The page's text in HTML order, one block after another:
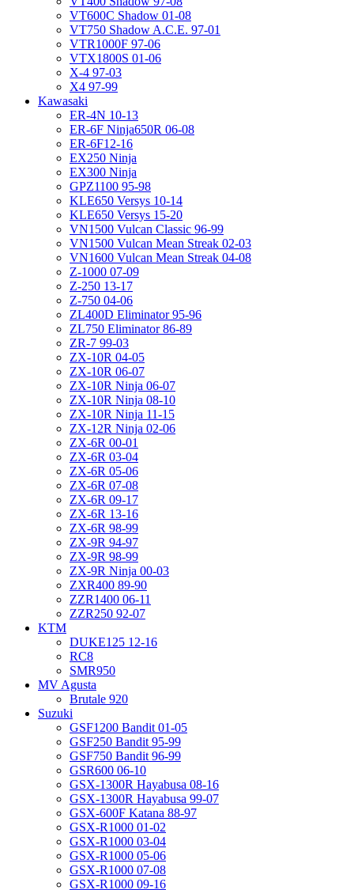
VT600C Shadow 01-08
VT750 Shadow A.C.E. 97-01
VTR1000F 97-06
VTX1800S 01-06
X-4 97-03
X4 97-99
Kawasaki
ER-4N 10-13
ER-6F Ninja650R 06-08
ER-6F12-16
EX250 Ninja
EX300 Ninja
GPZ1100 95-98
KLE650 Versys 10-14
KLE650 Versys 15-20
VN1500 Vulcan Classic 96-99
VN1500 Vulcan Mean Streak 02-03
VN1600 Vulcan Mean Streak 04-08
Z-1000 07-09
Z-250 13-17
Z-750 04-06
ZL400D Eliminator 95-96
ZL750 Eliminator 86-89
ZR-7 99-03
ZX-10R 04-05
ZX-10R 06-07
ZX-10R Ninja 06-07
ZX-10R Ninja 08-10
ZX-10R Ninja 11-15
ZX-12R Ninja 02-06
ZX-6R 00-01
ZX-6R 03-04
ZX-6R 05-06
ZX-6R 07-08
ZX-6R 09-17
ZX-6R 13-16
ZX-6R 98-99
ZX-9R 94-97
ZX-9R 98-99
ZX-9R Ninja 00-03
ZXR400 89-90
ZZR1400 06-11
ZZR250 92-07
KTM
DUKE125 12-16
RC8
SMR950
MV Agusta
Brutale 920
Suzuki
GSF1200 Bandit 01-05
GSF250 Bandit 95-99
GSF750 Bandit 96-99
GSR600 06-10
GSX-1300R Hayabusa 08-16
GSX-1300R Hayabusa 99-07
GSX-600F Katana 88-97
GSX-R1000 01-02
GSX-R1000 03-04
GSX-R1000 05-06
GSX-R1000 07-08
GSX-R1000 09-16